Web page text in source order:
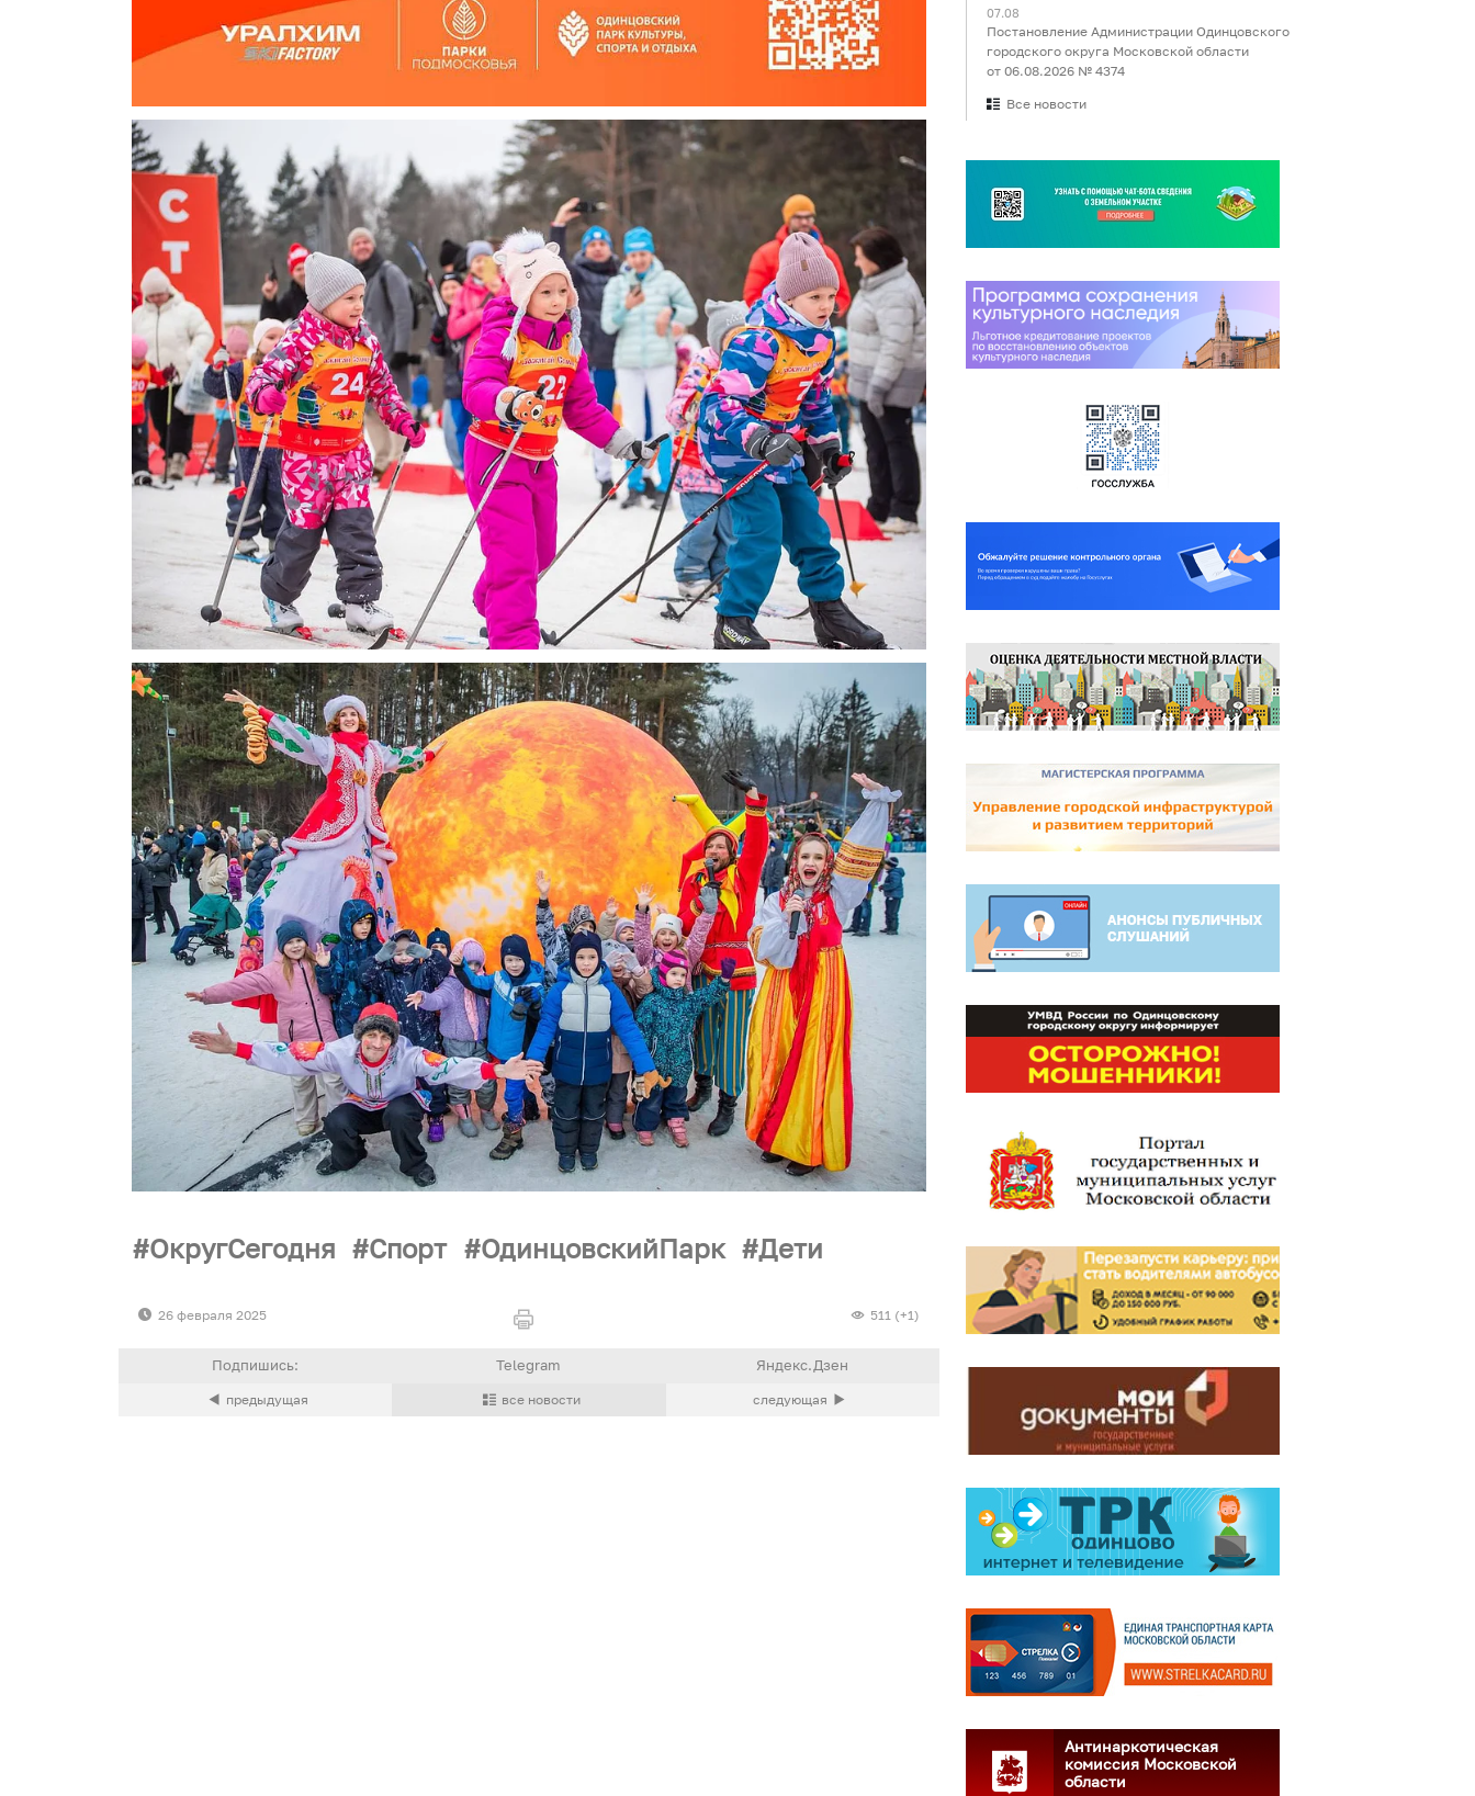
ОкругСегодня Спорт ОдинцовскийПарк Дети
26 февраля 2025 511 (+1)
07.08
Постановление Администрации Одинцовского
городского округа Московской области
от 06.08.2026 № 4374
Все новости
Антинаркотическая
комиссия Московской
области